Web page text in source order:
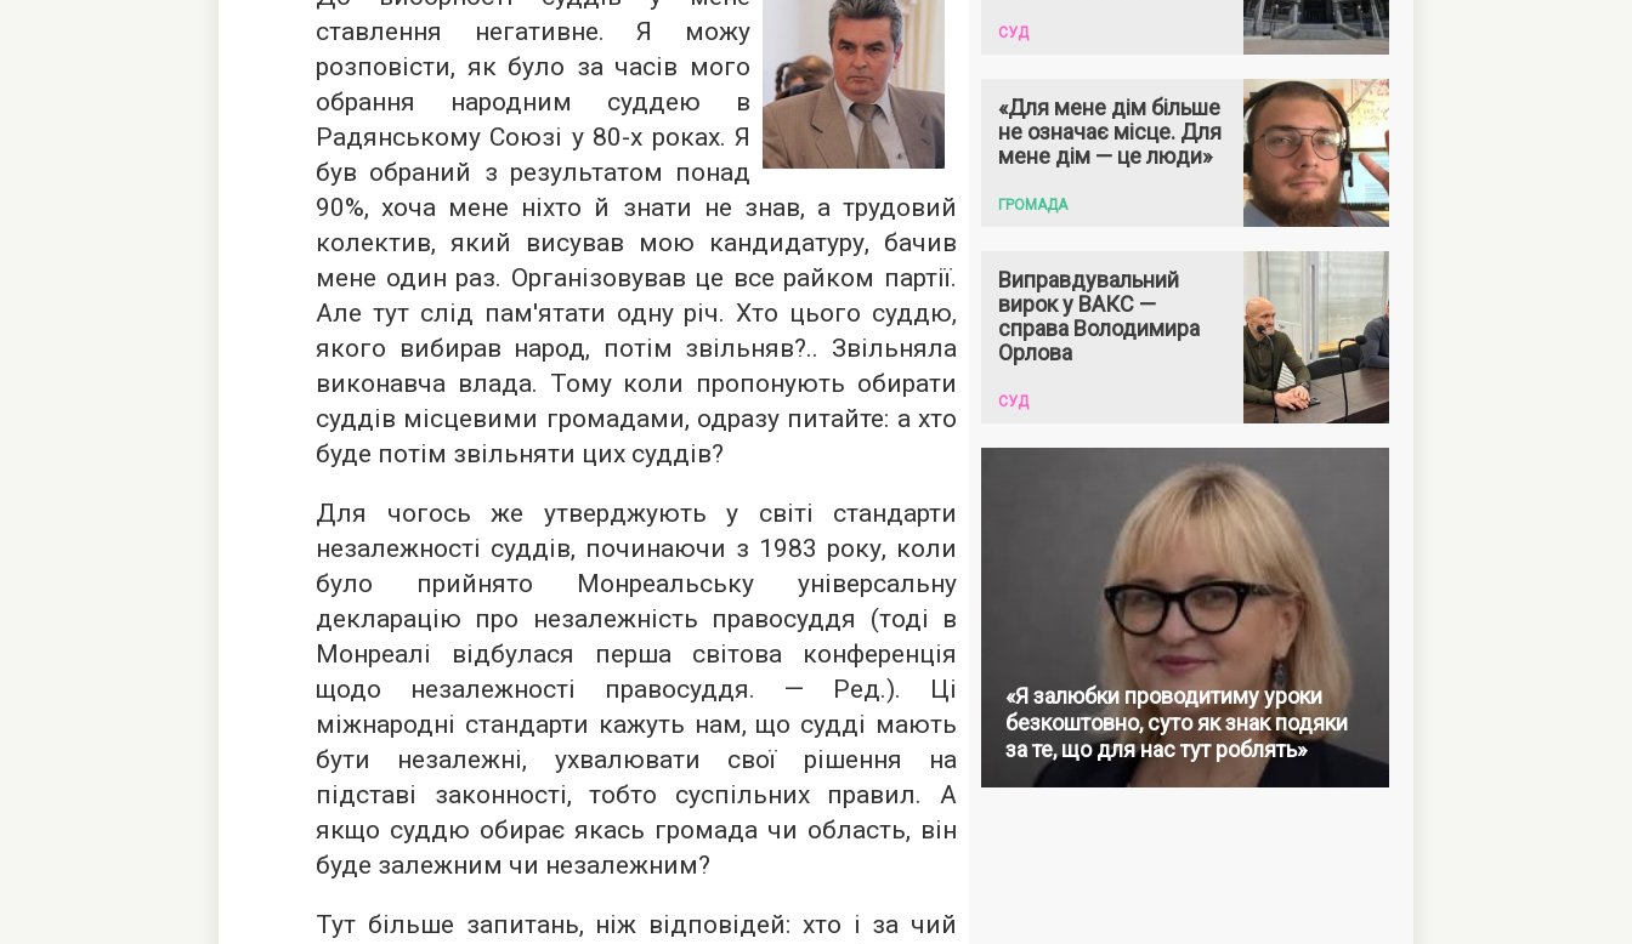
ставлення негативне. Я можу
розповісти, як було за часів мого
обрання народним суддею в
Радянському Союзі у 80-х роках. Я
був обраний з результатом понад
90%, хоча мене ніхто й знати не знав, а трудовий
колектив, який висував мою кандидатуру, бачив
мене один раз. Організовував це все райком партії.
Але тут слід пам'ятати одну річ. Хто цього суддю,
якого вибирав народ, потім звільняв?.. Звільняла
виконавча влада. Тому коли пропонують обирати
суддів місцевими громадами, одразу питайте: а хто
буде потім звільняти цих суддів?
Для чогось же утверджують у світі стандарти
незалежності суддів, починаючи з 1983 року, коли
було прийнято Монреальську універсальну
декларацію про незалежність правосуддя (тоді в
Монреалі відбулася перша світова конференція
щодо незалежності правосуддя. — Ред.). Ці
міжнародні стандарти кажуть нам, що судді мають
бути незалежні, ухвалювати свої рішення на
підставі законності, тобто суспільних правил. А
якщо суддю обирає якась громада чи область, він
буде залежним чи незалежним?
Тут більше запитань, ніж відповідей: хто і за чий
СУД
«Для мене дім більше
не означає місце. Для
мене дім — це люди»
ГРОМАДА
Виправдувальний
вирок у ВАКС —
справа Володимира
Орлова
СУД
«Я залюбки проводитиму уроки
безкоштовно, суто як знак подяки
за те, що для нас тут роблять»